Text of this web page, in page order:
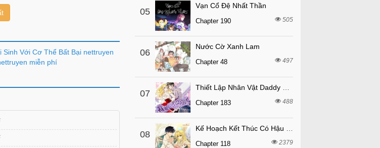
Sinh Với Cơ Thể Bất Bại nettruyen
miễn phí
05
Vạn Cổ Đệ Nhất Thần
Chapter 190 505
06
Nước Cờ Xanh Lam
Chapter 48 497
07
Chapter 183 488
08
Chapter 118 2379